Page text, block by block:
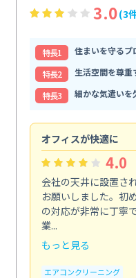
3.0(3
特⻑1
住まいを守るプ
特⻑2
生活空間を尊重
特⻑3
細かな気遣いを
オフィスが快適に
4.0
会社の天井に設置さ
お願いしました。初
の対応が非常に丁寧
業...
もっと見る
エアコンクリーニング